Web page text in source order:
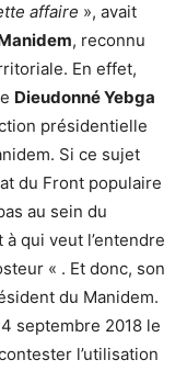
affaire », avait
, reconnu
En effet,
Dieudonné Yebga
présidentielle
Si ce sujet
du Front populaire
au sein du
à qui veut l’entendre
« . Et donc, son
du Manidem.
septembre 2018 le
l’utilisation